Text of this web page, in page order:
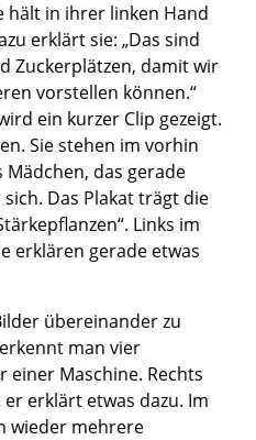
hält in ihrer linken Hand
erklärt sie: „Das sind
Zuckerplätzen, damit wir
vorstellen können.“
ein kurzer Clip gezeigt.
Sie stehen im vorhin
Mädchen, das gerade
Das Plakat trägt die
Links im
erklären gerade etwas
übereinander zu
man vier
einer Maschine. Rechts
erklärt etwas dazu. Im
wieder mehrere